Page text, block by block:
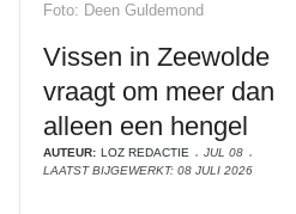
Foto: Deen Guldemond
Vissen in Zeewolde
vraagt om meer dan
alleen een hengel
AUTEUR: LOZ REDACTIE
JUL 08
LAATST BIJGEWERKT: 08 JULI 2026